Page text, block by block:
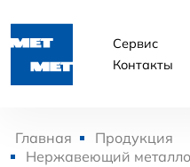
Сервис
Контакты
Главная
Продукция
Нержавеющий